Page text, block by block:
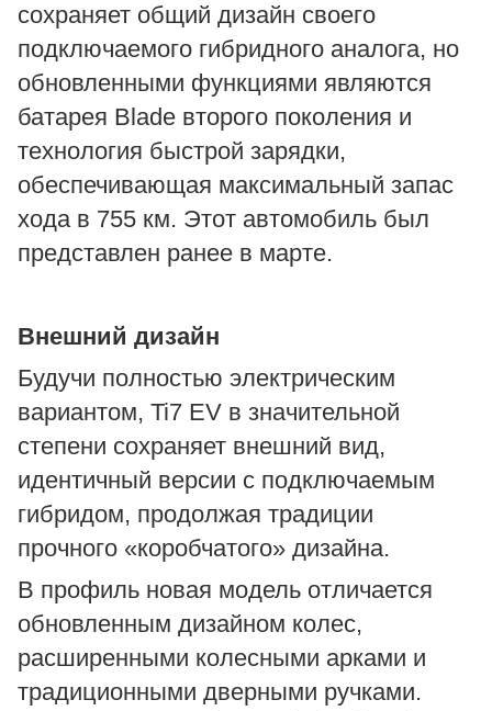
сохраняет общий дизайн своего
подключаемого гибридного аналога, но
обновленными функциями являются
батарея Blade второго поколения и
технология быстрой зарядки,
обеспечивающая максимальный запас
хода в 755 км. Этот автомобиль был
представлен ранее в марте.
Внешний дизайн
Будучи полностью электрическим
вариантом, Ti7 EV в значительной
степени сохраняет внешний вид,
идентичный версии с подключаемым
гибридом, продолжая традиции
прочного «коробчатого» дизайна.
В профиль новая модель отличается
обновленным дизайном колес,
расширенными колесными арками и
традиционными дверными ручками.